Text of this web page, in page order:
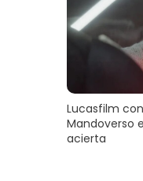
Lucasfilm
Mandoverso
acierta